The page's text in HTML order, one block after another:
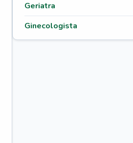
Geriatra
Ginecologista